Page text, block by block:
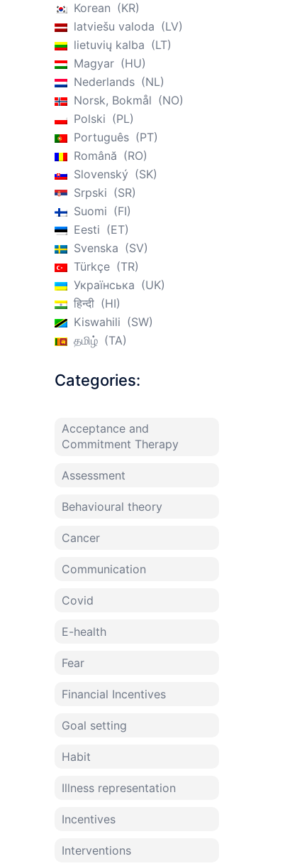
Korean
KR
latviešu valoda
LV
lietuvių kalba
LT
Magyar
HU
Nederlands
NL
Norsk, Bokmål
NO
Polski
PL
Português
PT
Română
RO
Slovenský
SK
Srpski
SR
Suomi
FI
Eesti
ET
Svenska
SV
Türkçe
TR
Українська
UK
हिन्दी
HI
Kiswahili
SW
தமிழ்
TA
Categories:
Acceptance and
Commitment Therapy
Assessment
Behavioural theory
Cancer
Communication
Covid
E-health
Fear
Financial Incentives
Goal setting
Habit
Illness representation
Incentives
Interventions